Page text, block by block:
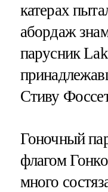
катерах
абордаж
парусник
Стиву
Гоночный
флагом
много